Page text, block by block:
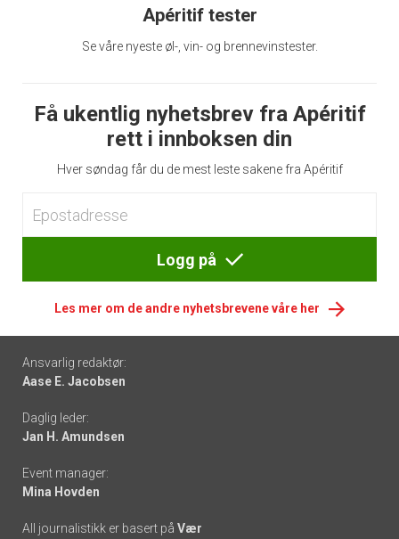
Apéritif tester
Se våre nyeste øl-, vin- og brennevinstester.
Få ukentlig nyhetsbrev fra Apéritif
rett i innboksen din
Hver søndag får du de mest leste sakene fra Apéritif
Logg på
Les mer om de andre nyhetsbrevene våre her
Footer
-
links
Ansvarlig redaktør:
Aase E. Jacobsen
Daglig leder:
Jan H. Amundsen
Event manager:
Mina Hovden
All journalistikk er basert på Vær